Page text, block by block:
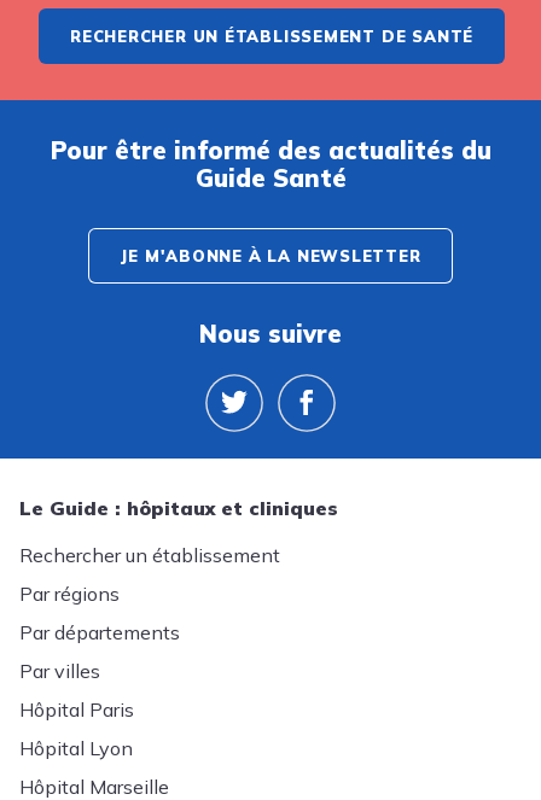
RECHERCHER UN ÉTABLISSEMENT DE SANTÉ
Pour être informé des actualités du
Guide Santé
JE M'ABONNE À LA NEWSLETTER
Nous suivre
Le Guide : hôpitaux et cliniques
Rechercher un établissement
Par régions
Par départements
Par villes
Hôpital Paris
Hôpital Lyon
Hôpital Marseille